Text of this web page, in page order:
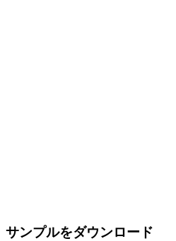
サンプルをダウンロード